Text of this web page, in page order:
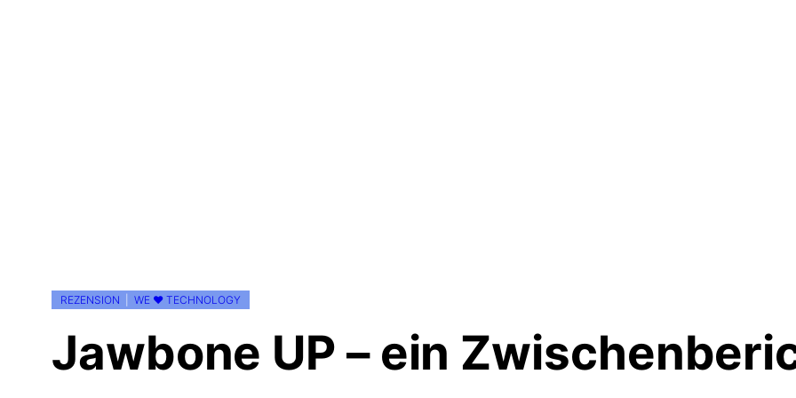
REZENSION WE ♥ TECHNOLOGY
Jawbone UP – ein